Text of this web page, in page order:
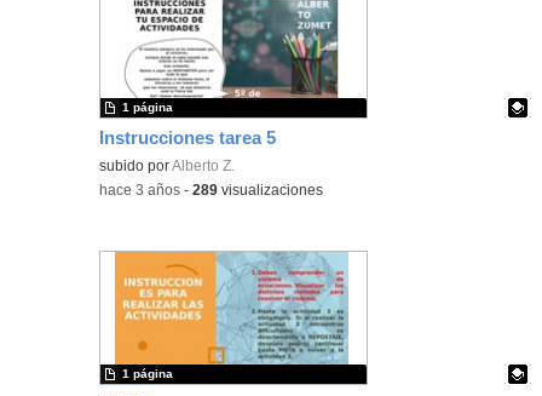
Instrucciones tarea 5
Contenido educativo.
subido porAlberto Z.
1 página
-hace 3 años -289 visualizaciones
1 página